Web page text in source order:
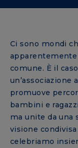
Ci sono mondi
comune. È il
un’associazione
promuove
bambini e
ma unite da una
visione
celebriamo